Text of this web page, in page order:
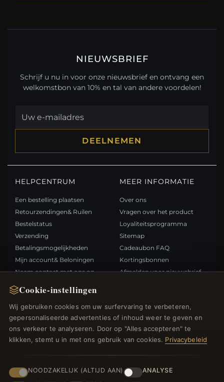
Cookie-instellingen
Wij gebruiken cookies om uw surfervaring te verbeteren,
gepersonaliseerde advertenties of inhoud weer te geven en
ons verkeer te analyseren. Door op "Alles accepteren" te
klikken, stemt u in met ons gebruik van cookies. Privacybeleid
NOODZAKELIJK (ALTIJD AAN)
ANALYSE
NIEUWSBRIEF
Schrijf u nu in voor onze nieuwsbrief en ontvang een
welkomstbon van 10% en tal van andere voordelen!
DEELNEMEN
HELPCENTRUM
Een bestelling plaatsen
Retourzendingen& Ruilen
Bestelstatus
Verzending
Betalingsmogelijkheden
Mijn account& Beloningen
Neem contact met ons op
MEER INFORMATIE
Over ons
Vragen over het product
Loyaliteitsprogramma
Sitemap
Cadeaubon FAQ
Kortingsbonnen
Afmelden voor nieuwsbrief
Nieuwe producten
Specials
Blog
Inloggen
BETAALMETHODEN